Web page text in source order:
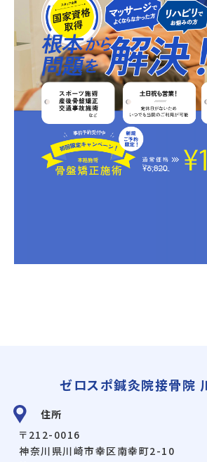
ゼロスポ鍼灸院接骨院
住所
〒212-0016
神奈川県川崎市幸区南幸町2-10